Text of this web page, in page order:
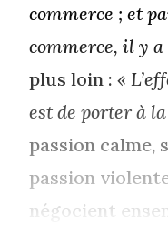
commerce ; et
commerce, il y
plus loin :«
est de porter à
passion calme,
passion
négocient